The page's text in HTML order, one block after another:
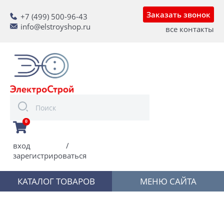
+7 (499) 500-96-43
info@elstroyshop.ru
Заказать звонок
все контакты
0
вход
/
зарегистрироваться
КАТАЛОГ ТОВАРОВ МЕНЮ САЙТА